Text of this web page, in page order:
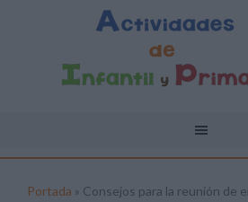
Portada » Consejos para la reunión de